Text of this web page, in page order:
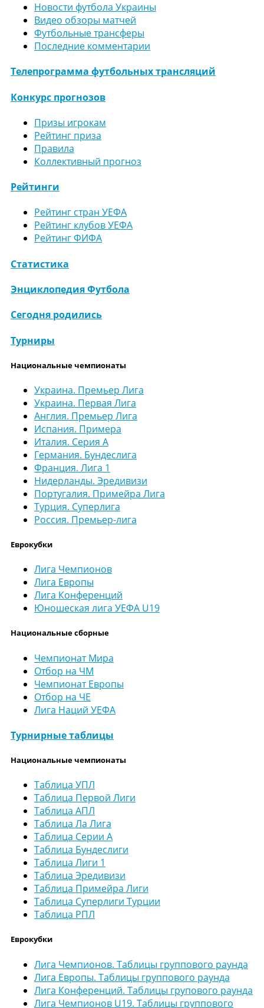
Новости футбола Украины
Видео обзоры матчей
Футбольные трансферы
Последние комментарии
Телепрограмма футбольных трансляций
Конкурс прогнозов
Призы игрокам
Рейтинг приза
Правила
Коллективный прогноз
Рейтинги
Рейтинг стран УЕФА
Рейтинг клубов УЕФА
Рейтинг ФИФА
Статистика
Энциклопедия Футбола
Сегодня родились
Турниры
Национальные чемпионаты
Украина. Премьер Лига
Украина. Первая Лига
Англия. Премьер Лига
Испания. Примера
Италия. Серия А
Германия. Бундеслига
Франция. Лига 1
Нидерланды. Эредивизи
Португалия. Примейра Лига
Турция. Суперлига
Россия. Премьер-лига
Еврокубки
Лига Чемпионов
Лига Европы
Лига Конференций
Юношеская лига УЕФА U19
Национальные сборные
Чемпионат Мира
Отбор на ЧМ
Чемпионат Европы
Отбор на ЧЕ
Лига Наций УЕФА
Турнирные таблицы
Национальные чемпионаты
Таблица УПЛ
Таблица Первой Лиги
Таблица АПЛ
Таблица Ла Лига
Таблица Серии А
Таблица Бундеслиги
Таблица Лиги 1
Таблица Эредивизи
Таблица Примейра Лиги
Таблица Суперлиги Турции
Таблица РПЛ
Еврокубки
Лига Чемпионов. Таблицы группового раунда
Лига Европы. Таблицы группового раунда
Лига Конференций. Таблицы групового раунда
Лига Чемпионов U19. Таблицы группового